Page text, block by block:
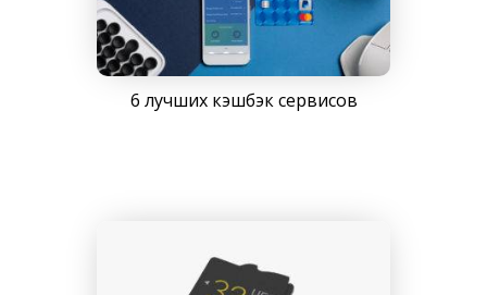
6 лучших кэшбэк сервисов